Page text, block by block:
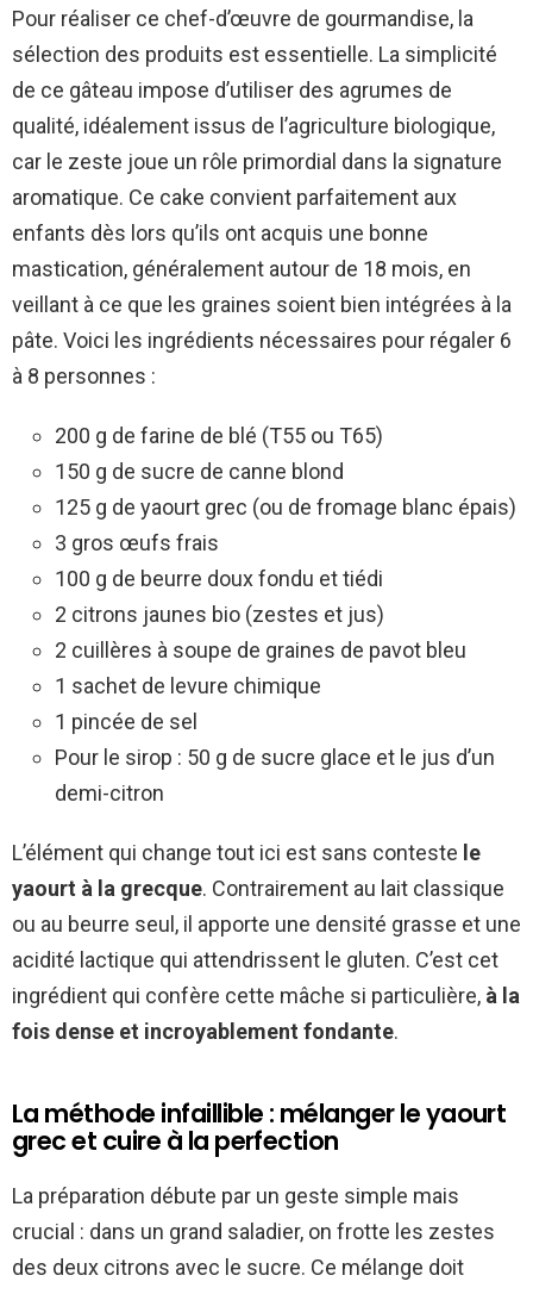
Pour réaliser ce chef-d’œuvre de gourmandise, la
sélection des produits est essentielle. La simplicité
de ce gâteau impose d’utiliser des agrumes de
qualité, idéalement issus de l’agriculture biologique,
car le zeste joue un rôle primordial dans la signature
aromatique. Ce cake convient parfaitement aux
enfants dès lors qu’ils ont acquis une bonne
mastication, généralement autour de 18 mois, en
veillant à ce que les graines soient bien intégrées à la
pâte. Voici les ingrédients nécessaires pour régaler 6
à 8 personnes :
200 g de farine de blé (T55 ou T65)
150 g de sucre de canne blond
125 g de yaourt grec (ou de fromage blanc épais)
3 gros œufs frais
100 g de beurre doux fondu et tiédi
2 citrons jaunes bio (zestes et jus)
2 cuillères à soupe de graines de pavot bleu
1 sachet de levure chimique
1 pincée de sel
Pour le sirop : 50 g de sucre glace et le jus d’un
demi-citron
L’élément qui change tout ici est sans conteste le
yaourt à la grecque. Contrairement au lait classique
ou au beurre seul, il apporte une densité grasse et une
acidité lactique qui attendrissent le gluten. C’est cet
ingrédient qui confère cette mâche si particulière, à la
fois dense et incroyablement fondante.
La méthode infaillible : mélanger le yaourt
grec et cuire à la perfection
La préparation débute par un geste simple mais
crucial : dans un grand saladier, on frotte les zestes
des deux citrons avec le sucre. Ce mélange doit